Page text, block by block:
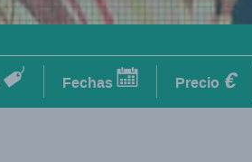
Fechas Precio €